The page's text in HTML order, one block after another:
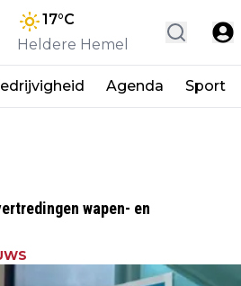
17°C
Heldere Hemel
Agenda Sport
wapen- en